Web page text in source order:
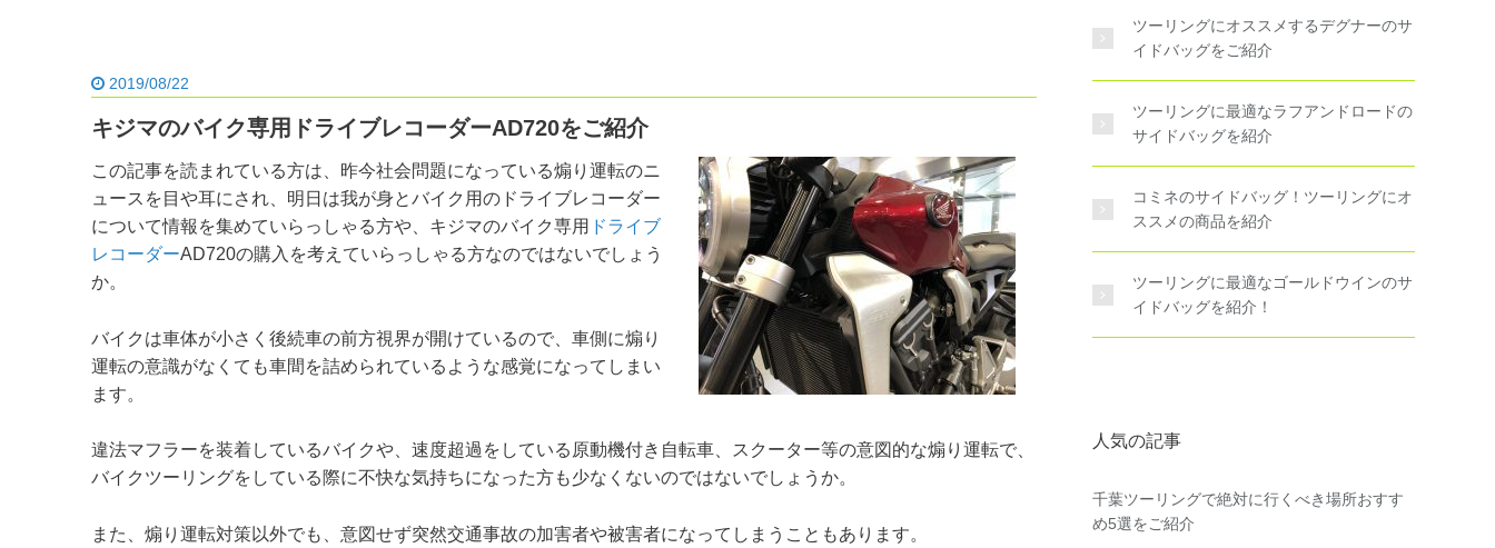
2019/08/22
キジマのバイク専用ドライブレコーダーAD720をご紹介
この記事を読まれている方は、昨今社会問題になっている煽り運転のニ
ュースを目や耳にされ、明日は我が身とバイク用のドライブレコーダー
について情報を集めていらっしゃる方や、キジマのバイク専用 ドライブ
レコーダーAD720の購入を考えていらっしゃる方なのではないでしょう
か。
バイクは車体が小さく後続車の前方視界が開けているので、車側に煽り
運転の意識がなくても車間を詰められているような感覚になってしまい
ます。
違法マフラーを装着しているバイクや、速度超過をしている原動機付き自転車、スクーター等の意図的な煽り運転で、
バイクツーリングをしている際に不快な気持ちになった方も少なくないのではないでしょうか。
また、煽り運転対策以外でも、意図せず突然交通事故の加害者や被害者になってしまうこともあります。
ツーリングにオススメするデグナーのサ
イドバッグをご紹介
ツーリングに最適なラフアンドロードの
サイドバッグを紹介
コミネのサイドバッグ！ツーリングにオ
ススメの商品を紹介
ツーリングに最適なゴールドウインのサ
イドバッグを紹介！
人気の記事
千葉ツーリングで絶対に行くべき場所おすす
め5選をご紹介